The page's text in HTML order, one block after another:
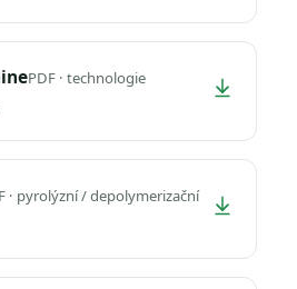
PDF · technologie
· pyrolýzní / depolymerizační